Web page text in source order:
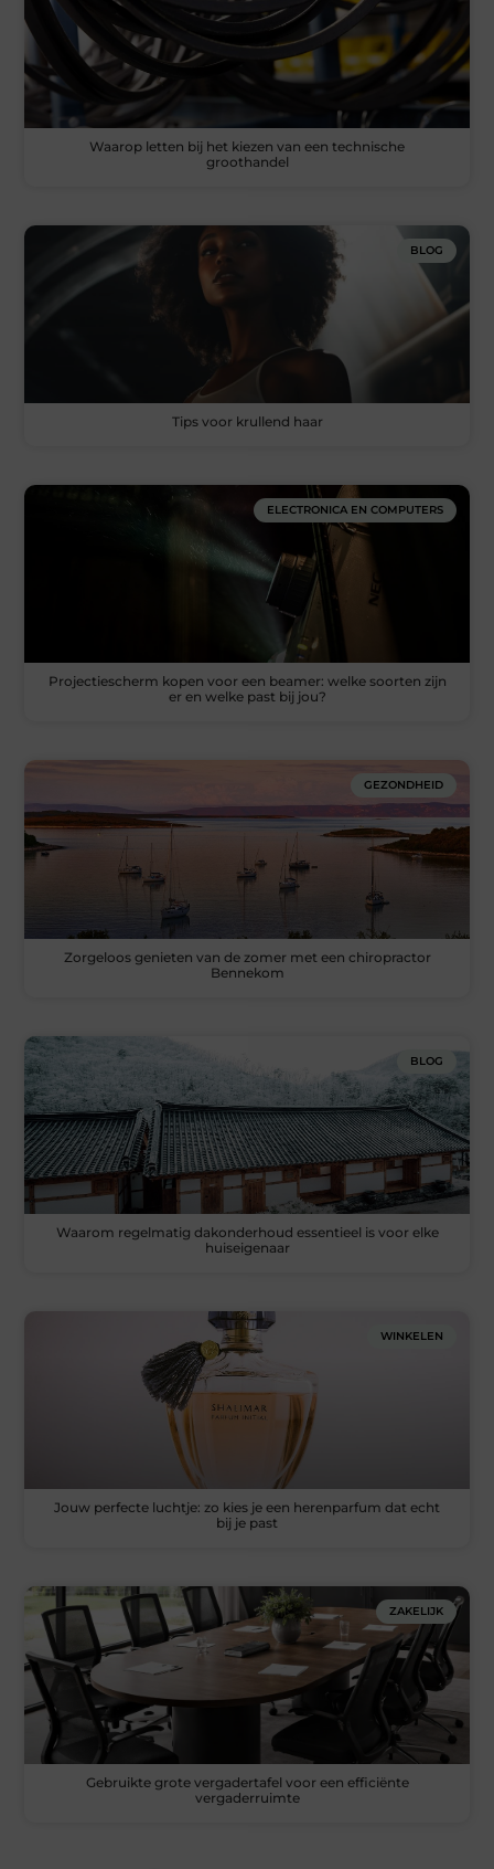
Waarop letten bij het kiezen van een technische
groothandel
BLOG
Tips voor krullend haar
ELECTRONICA EN COMPUTERS
Projectiescherm kopen voor een beamer: welke soorten zijn
er en welke past bij jou?
GEZONDHEID
Zorgeloos genieten van de zomer met een chiropractor
Bennekom
BLOG
Waarom regelmatig dakonderhoud essentieel is voor elke
huiseigenaar
WINKELEN
Jouw perfecte luchtje: zo kies je een herenparfum dat echt
bij je past
ZAKELIJK
Gebruikte grote vergadertafel voor een efficiënte
vergaderruimte